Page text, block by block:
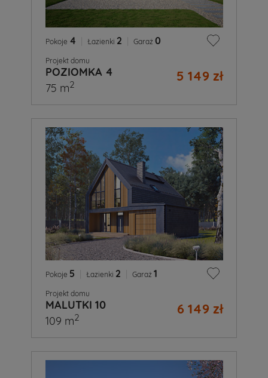
Pokoje 4 Łazienki 2 Garaż 0
Projekt domu
POZIOMKA 4 5 149 zł
75 m2
Pokoje 5 Łazienki 2 Garaż 1
Projekt domu
MALUTKI 10 6 149 zł
109 m2